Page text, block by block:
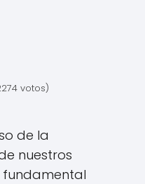
votos)
de la
nuestros
fundamental